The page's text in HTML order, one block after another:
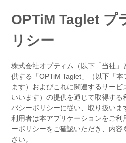
OPTiM Taglet プ
リシー
株式会社オプティム（以下「当社」
供する「OPTiM Taglet」（以下「
ます）およびこれに関連するサービ
いいます）の提供を通じて取得する
バシーポリシーに従い、取り扱いま
利用者は本アプリケーションをご利
ーポリシーをご確認いただき、内容
さい。